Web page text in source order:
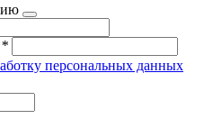
*
персональных данных